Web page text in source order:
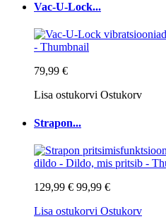
Vac-U-Lock...
79,99 €
Lisa ostukorvi Ostukorv
Strapon...
129,99 € 99,99 €
Lisa ostukorvi Ostukorv